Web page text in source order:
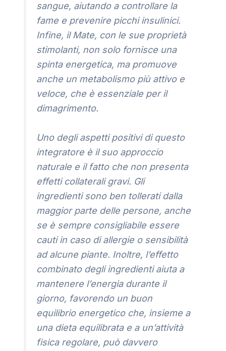
sangue, aiutando a controllare la
fame e prevenire picchi insulinici.
Infine, il Mate, con le sue proprietà
stimolanti, non solo fornisce una
spinta energetica, ma promuove
anche un metabolismo più attivo e
veloce, che è essenziale per il
dimagrimento.
Uno degli aspetti positivi di questo
integratore è il suo approccio
naturale e il fatto che non presenta
effetti collaterali gravi. Gli
ingredienti sono ben tollerati dalla
maggior parte delle persone, anche
se è sempre consigliabile essere
cauti in caso di allergie o sensibilità
ad alcune piante. Inoltre, l’effetto
combinato degli ingredienti aiuta a
mantenere l’energia durante il
giorno, favorendo un buon
equilibrio energetico che, insieme a
una dieta equilibrata e a un’attività
fisica regolare, può davvero